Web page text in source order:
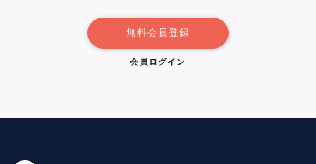
無料会員登録
会員ログイン